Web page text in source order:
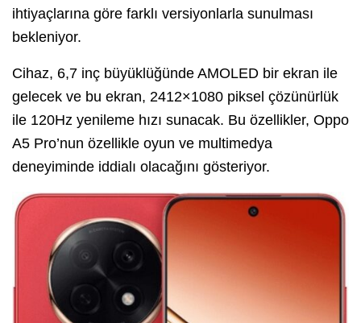
ihtiyaçlarına göre farklı versiyonlarla sunulması
bekleniyor.
Cihaz, 6,7 inç büyüklüğünde AMOLED bir ekran ile
gelecek ve bu ekran, 2412×1080 piksel çözünürlük
ile 120Hz yenileme hızı sunacak. Bu özellikler, Oppo
A5 Pro’nun özellikle oyun ve multimedya
deneyiminde iddialı olacağını gösteriyor.